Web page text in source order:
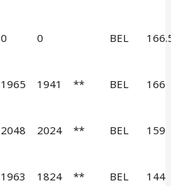
0 0 BEL
1965 1941 ** BEL 166
2048 2024 ** BEL 159
1963 1824 ** BEL 144